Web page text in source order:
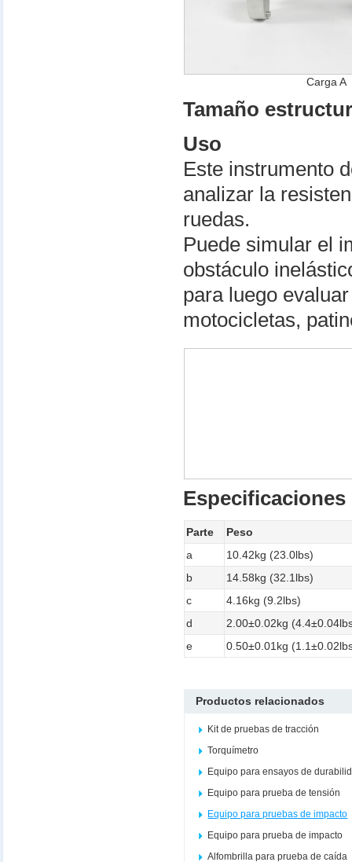
Carga A
Tamaño
Uso
Este instrumento
analizar la
ruedas.
Puede simular el
obstáculo
para luego
motocicletas,
Especificaciones
Parte
Peso
a
10.42kg (23.0lbs)
b
14.58kg (32.1lbs)
c
4.16kg (9.2lbs)
d
2.00±0.02kg
e
0.50±0.01kg
Productos relacionados
Kit de pruebas de tracción
Torquímetro
Equipo para ensayos de
Equipo para prueba de tensión
Equipo para pruebas de impacto
Equipo para prueba de impacto
Alfombrilla para prueba de caída